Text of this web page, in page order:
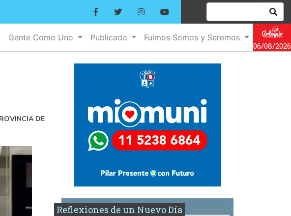
Gente Como Uno Publicado
Fuimos Somos y Seremos
06/08/2026
DE
Reflexiones de un Nuevo Día